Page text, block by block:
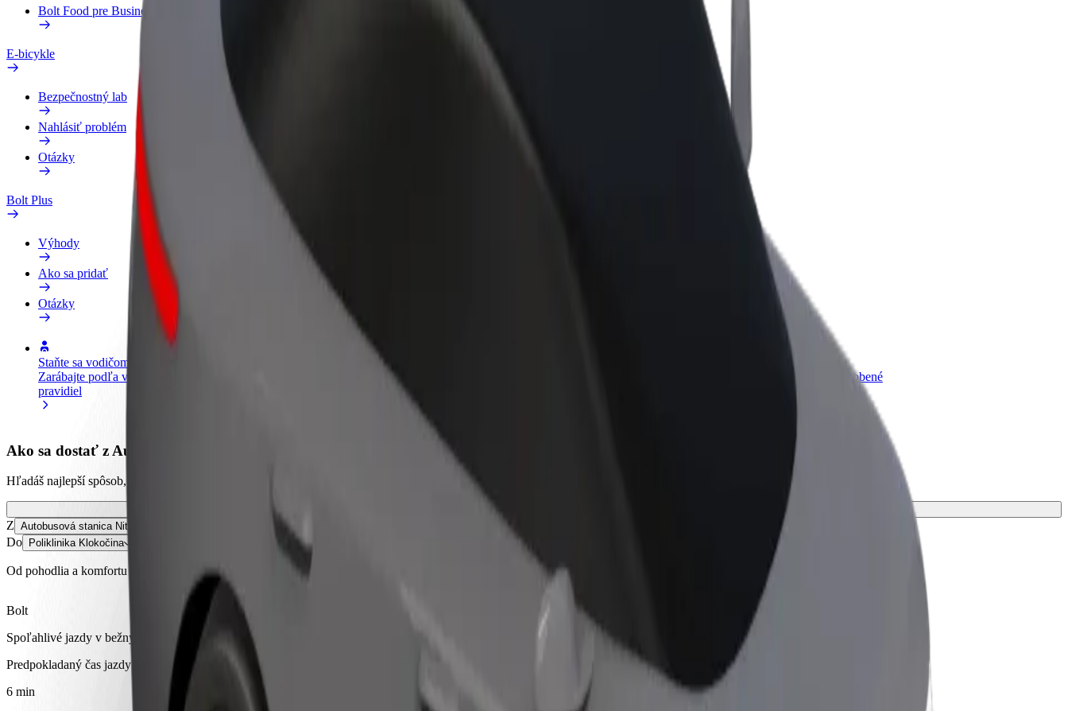
Bolt Food pre Business
E-bicykle
Bezpečnostný lab
Nahlásiť problém
Otázky
Bolt Plus
Výhody
Ako sa pridať
Otázky
Staňte sa vodičom
Zarábajte podľa vlastných
pravidiel
Pridajte reštauráciu
Oslovte viac zákazníkov a zvýšte
Produkty a služby Bolt prispôsobené
potrebám vašej firmy
Ako sa dostať z Autobusová stanica Nitra do Poliklinika Klokočina
Hľadáš najlepší spôsob, ako sa dostať z Autobusová stanica Nitra do Poliklinika Klokočina? Prezri si naše služby a nájdi si tú ideálnu pre svoju jazdu.
Prevziať aplikáciu
Z Autobusová stanica Nitra
Do Poliklinika Klokočina
Od pohodlia a komfortu vás delí len pár kliknutí!
Bolt
Spoľahlivé jazdy v bežných stredne veľkých vozidlách.
Predpokladaný čas jazdy
6 min